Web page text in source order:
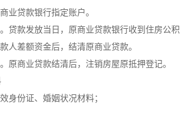
业贷款银行指定账户。
贷款发放当日，原商业贷款银行收到住房公积
人差额资金后，结清原商业贷款。
原商业贷款结清后，注销房屋原抵押登记。
身份证、婚姻状况材料；